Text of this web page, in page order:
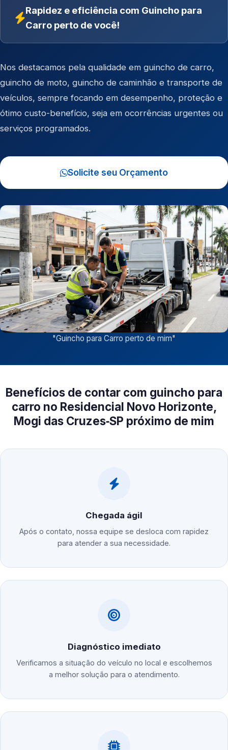
Rapidez e eficiência com Guincho para
Carro perto de você!
Nos destacamos pela qualidade em guincho de carro,
guincho de moto, guincho de caminhão e transporte de
veículos, sempre focando em desempenho, proteção e
ótimo custo-benefício, seja em ocorrências urgentes ou
serviços programados.
Solicite seu Orçamento
"Guincho para Carro perto de mim"
Benefícios de contar com guincho para
carro no Residencial Novo Horizonte,
Mogi das Cruzes‑SP próximo de mim
Chegada ágil
Após o contato, nossa equipe se desloca com rapidez
para atender a sua necessidade.
Diagnóstico imediato
Verificamos a situação do veículo no local e escolhemos
a melhor solução para o atendimento.